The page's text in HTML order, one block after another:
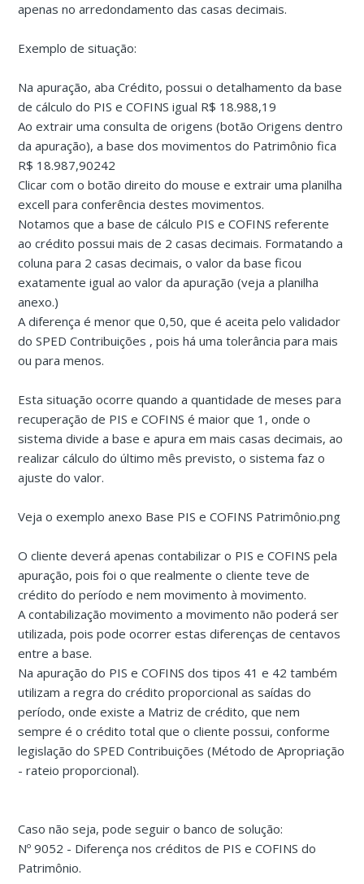
apenas no arredondamento das casas decimais.
Exemplo de situação:
Na apuração, aba Crédito, possui o detalhamento da base
de cálculo do PIS e COFINS igual R$ 18.988,19
Ao extrair uma consulta de origens (botão Origens dentro
da apuração), a base dos movimentos do Patrimônio fica
R$ 18.987,90242
Clicar com o botão direito do mouse e extrair uma planilha
excell para conferência destes movimentos.
Notamos que a base de cálculo PIS e COFINS referente
ao crédito possui mais de 2 casas decimais. Formatando a
coluna para 2 casas decimais, o valor da base ficou
exatamente igual ao valor da apuração (veja a planilha
anexo.)
A diferença é menor que 0,50, que é aceita pelo validador
do SPED Contribuições , pois há uma tolerância para mais
ou para menos.
Esta situação ocorre quando a quantidade de meses para
recuperação de PIS e COFINS é maior que 1, onde o
sistema divide a base e apura em mais casas decimais, ao
realizar cálculo do último mês previsto, o sistema faz o
ajuste do valor.
Veja o exemplo anexo Base PIS e COFINS Patrimônio.png
O cliente deverá apenas contabilizar o PIS e COFINS pela
apuração, pois foi o que realmente o cliente teve de
crédito do período e nem movimento à movimento.
A contabilização movimento a movimento não poderá ser
utilizada, pois pode ocorrer estas diferenças de centavos
entre a base.
Na apuração do PIS e COFINS dos tipos 41 e 42 também
utilizam a regra do crédito proporcional as saídas do
período, onde existe a Matriz de crédito, que nem
sempre é o crédito total que o cliente possui, conforme
legislação do SPED Contribuições (Método de Apropriação
- rateio proporcional).
Caso não seja, pode seguir o banco de solução:
Nº 9052 - Diferença nos créditos de PIS e COFINS do
Patrimônio.